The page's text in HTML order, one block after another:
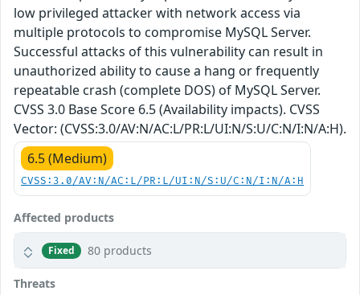
low privileged attacker with network access via
multiple protocols to compromise MySQL Server.
Successful attacks of this vulnerability can result in
unauthorized ability to cause a hang or frequently
repeatable crash (complete DOS) of MySQL Server.
CVSS 3.0 Base Score 6.5 (Availability impacts). CVSS
Vector: (CVSS:3.0/AV:N/AC:L/PR:L/UI:N/S:U/C:N/I:N/A:H).
6.5 (Medium)
CVSS:3.0/AV:N/AC:L/PR:L/UI:N/S:U/C:N/I:N/A:H
Affected products
Fixed 80 products
Threats